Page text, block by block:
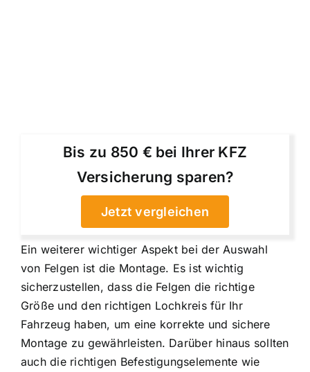
Bis zu 850 € bei Ihrer KFZ
Versicherung sparen?
Jetzt vergleichen
Ein weiterer wichtiger Aspekt bei der Auswahl
von Felgen ist die Montage. Es ist wichtig
sicherzustellen, dass die Felgen die richtige
Größe und den richtigen Lochkreis für Ihr
Fahrzeug haben, um eine korrekte und sichere
Montage zu gewährleisten. Darüber hinaus sollten
auch die richtigen Befestigungselemente wie